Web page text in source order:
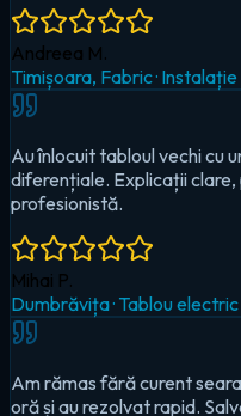
Mihai P.
Dumbrăvița
Am rămas fără curent
oră și au rezolvat rapid.
Cristina D.
Timișoara, Circumvalațiunii·
Au montat iluminat LED în
controlul de pe telefon.